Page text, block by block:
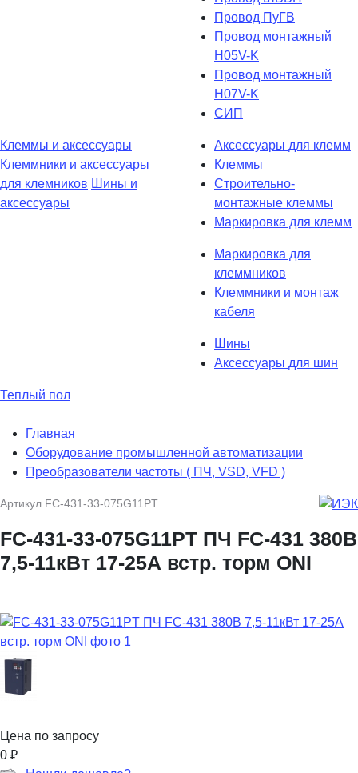
Провод ПуГВ
Провод монтажный
H05V-K
Провод монтажный
H07V-K
СИП
Клеммы и аксессуары
Клеммники и аксессуары
для клемников Шины и
аксессуары
Аксессуары для клемм
Клеммы
Строительно-
монтажные клеммы
Маркировка для клемм
Маркировка для
клеммников
Клеммники и монтаж
кабеля
Шины
Аксессуары для шин
Теплый пол
Главная
Оборудование промышленной автоматизации
Преобразователи частоты ( ПЧ, VSD, VFD )
Артикул FC-431-33-075G11PT
FC-431-33-075G11PT ПЧ FC-431 380В
7,5-11кВт 17-25А встр. торм ONI
Цена по запросу
0 ₽